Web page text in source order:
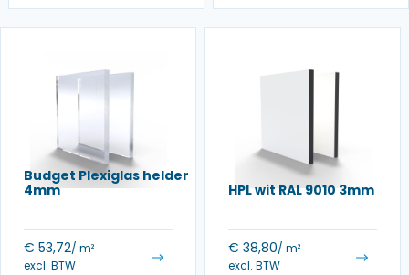
Budget Plexiglas helder
4mm
€ 53,72/ m²
excl. BTW
HPL wit RAL 9010 3mm
€ 38,80/ m²
excl. BTW